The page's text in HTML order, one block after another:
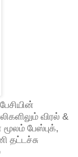
விரல் &
பேஸ்புக்,
தட்டச்சு